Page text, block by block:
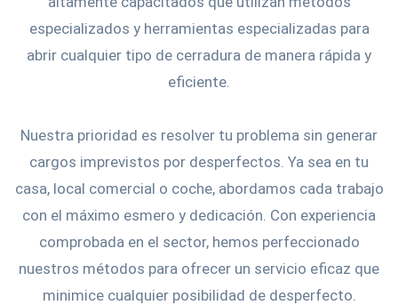
especializados y herramientas especializadas para
abrir cualquier tipo de cerradura de manera rápida y
eficiente.
Nuestra prioridad es resolver tu problema sin generar
cargos imprevistos por desperfectos. Ya sea en tu
casa, local comercial o coche, abordamos cada trabajo
con el máximo esmero y dedicación. Con experiencia
comprobada en el sector, hemos perfeccionado
nuestros métodos para ofrecer un servicio eficaz que
minimice cualquier posibilidad de desperfecto.